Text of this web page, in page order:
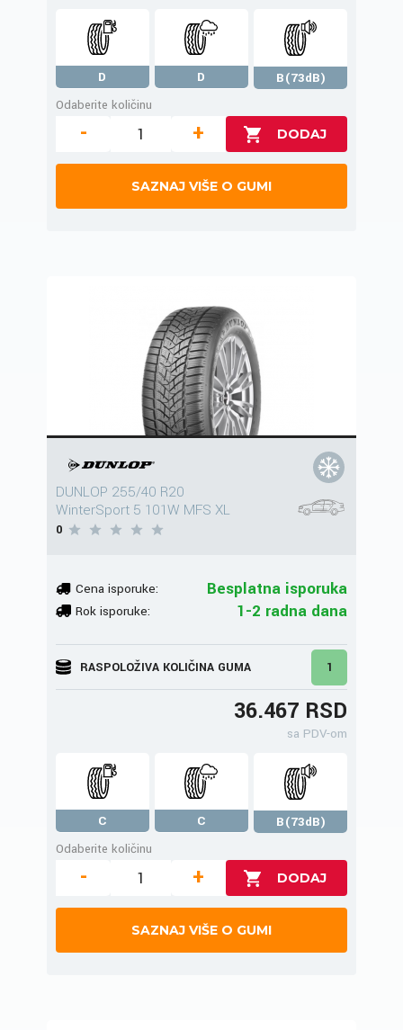
D D
B(73dB)
Odaberite količinu
- +
SAZNAJ VIŠE O GUMI
DUNLOP 255/40 R20
WinterSport 5 101W MFS XL
0
Cena isporuke: Besplatna isporuka
Rok isporuke: 1-2 radna dana
RASPOLOŽIVA KOLIČINA GUMA 1
36.467 RSD
sa PDV-om
C C
B(73dB)
Odaberite količinu
- +
SAZNAJ VIŠE O GUMI